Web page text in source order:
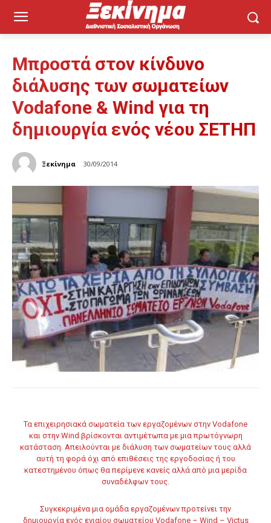
Μπροστά στον κίνδυνο
διάλυσης των σωματείων
Vodafone & Wind για τη
δημιουργία ενός νέου ΣΕΤΗΠ
Ξεκίνημα 30/09/2014
Τα επιχειρησιακά σωματεία των εργαζομένων στην Vodafone
και στην Wind βρίσκονται αντιμέτωπα με μια πρωτόγνωρη
κατάσταση. Απειλούνται με διάλυση των σωματείων τους αλλά
αυτή τη φορά όχι από επιθέσεις της εργοδοσίας ή του
κατεστημένου όπως θα περίμενε κανείς αλλά από μια μερίδα
συναδέλφων τους.
Συγκεκριμένα μια ομάδα εργαζομένων προτείνει την
δημιουργία ενός ενιαίου σωματείου Vodafone – Wind – Victus